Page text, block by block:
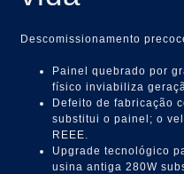
Descomissionamento
Painel quebrado por
físico inviabiliza
Defeito de fabricação
substitui o painel; o
REEE.
Upgrade tecnológico
usina antiga 280W